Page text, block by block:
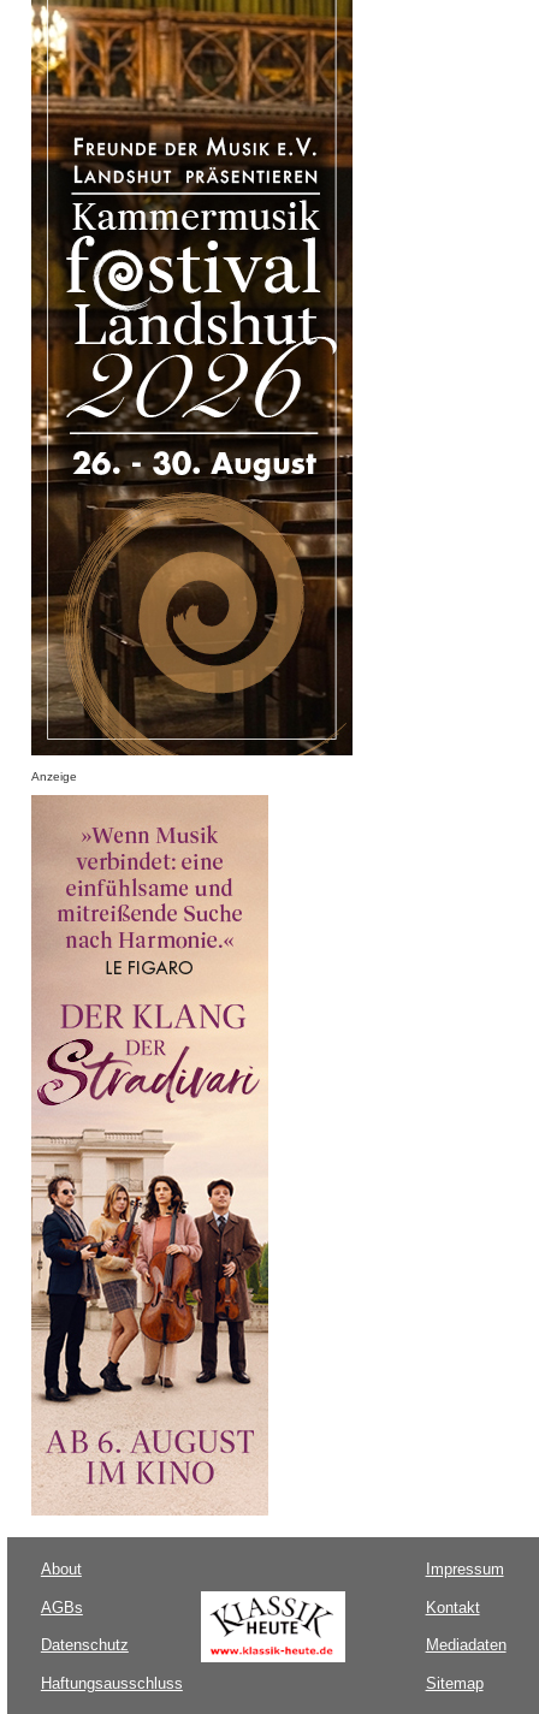
Anzeige
About
AGBs
Datenschutz
Haftungsausschluss
Impressum
Kontakt
Mediadaten
Sitemap